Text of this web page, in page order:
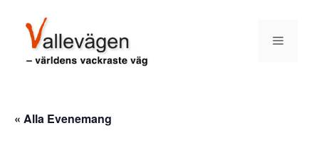
innehåll
Meny
« Alla Evenemang